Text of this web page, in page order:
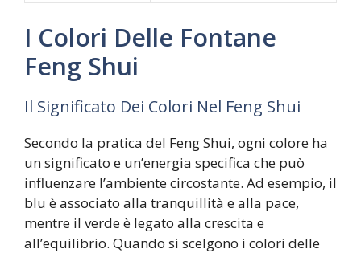
I Colori Delle Fontane
Feng Shui
Il Significato Dei Colori Nel Feng Shui
Secondo la pratica del Feng Shui, ogni colore ha
un significato e un’energia specifica che può
influenzare l’ambiente circostante. Ad esempio, il
blu è associato alla tranquillità e alla pace,
mentre il verde è legato alla crescita e
all’equilibrio. Quando si scelgono i colori delle